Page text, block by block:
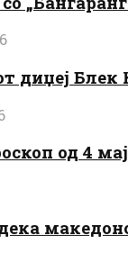
диџеј Блек
од 4